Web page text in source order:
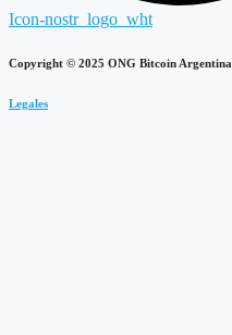
Icon-nostr_logo_wht
Copyright © 2025 ONG Bitcoin Argentina
Legales